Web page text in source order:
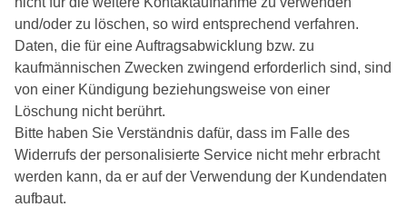
und/oder zu löschen, so wird entsprechend verfahren.
Daten, die für eine Auftragsabwicklung bzw. zu
kaufmännischen Zwecken zwingend erforderlich sind, sind
von einer Kündigung beziehungsweise von einer
Löschung nicht berührt.
Bitte haben Sie Verständnis dafür, dass im Falle des
Widerrufs der personalisierte Service nicht mehr erbracht
werden kann, da er auf der Verwendung der Kundendaten
aufbaut.